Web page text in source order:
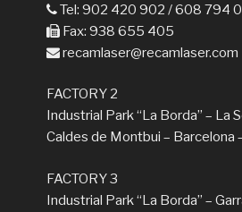
Tel: 902 420 902 / 608 794
Fax: 938 655 405
recamlaser@recamlaser.com
FACTORY 2
Industrial Park “La Borda” – La
Caldes de Montbui – Barcelona
FACTORY 3
Industrial Park “La Borda” –